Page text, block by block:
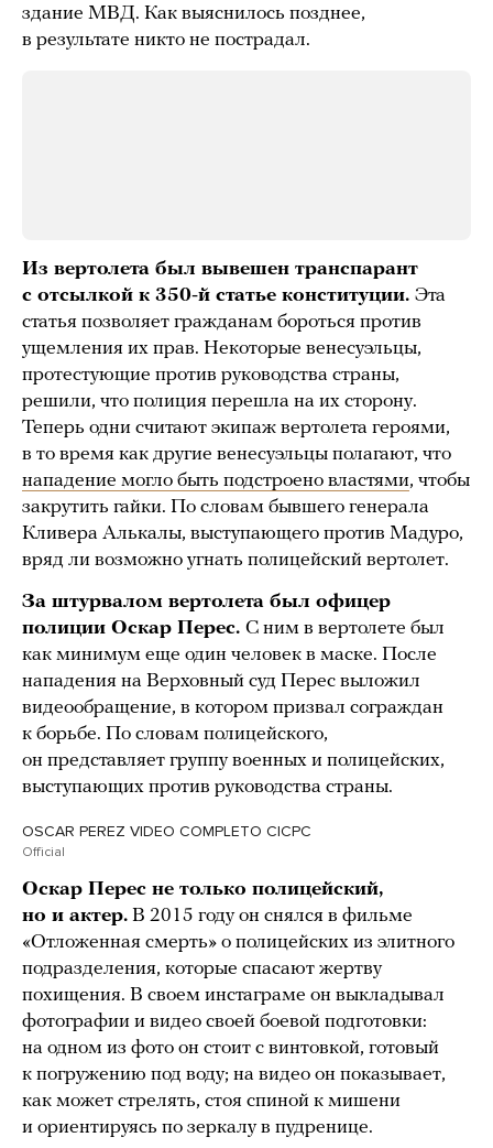
здание МВД. Как выяснилось позднее,
в результате никто не пострадал.
Из вертолета был вывешен транспарант
с отсылкой к 350-й статье конституции. Эта
статья позволяет гражданам бороться против
ущемления их прав. Некоторые венесуэльцы,
протестующие против руководства страны,
решили, что полиция перешла на их сторону.
Теперь одни считают экипаж вертолета героями,
в то время как другие венесуэльцы полагают, что
нападение могло быть подстроено властями, чтобы
закрутить гайки. По словам бывшего генерала
Кливера Алькалы, выступающего против Мадуро,
вряд ли возможно угнать полицейский вертолет.
За штурвалом вертолета был офицер
полиции Оскар Перес. С ним в вертолете был
как минимум еще один человек в маске. После
нападения на Верховный суд Перес выложил
видеообращение, в котором призвал сограждан
к борьбе. По словам полицейского,
он представляет группу военных и полицейских,
выступающих против руководства страны.
OSCAR PEREZ VIDEO COMPLETO CICPC
Official
Оскар Перес не только полицейский,
но и актер. В 2015 году он снялся в фильме
«Отложенная смерть» о полицейских из элитного
подразделения, которые спасают жертву
похищения. В своем инстаграме он выкладывал
фотографии и видео своей боевой подготовки:
на одном из фото он стоит с винтовкой, готовый
к погружению под воду; на видео он показывает,
как может стрелять, стоя спиной к мишени
и ориентируясь по зеркалу в пудренице.